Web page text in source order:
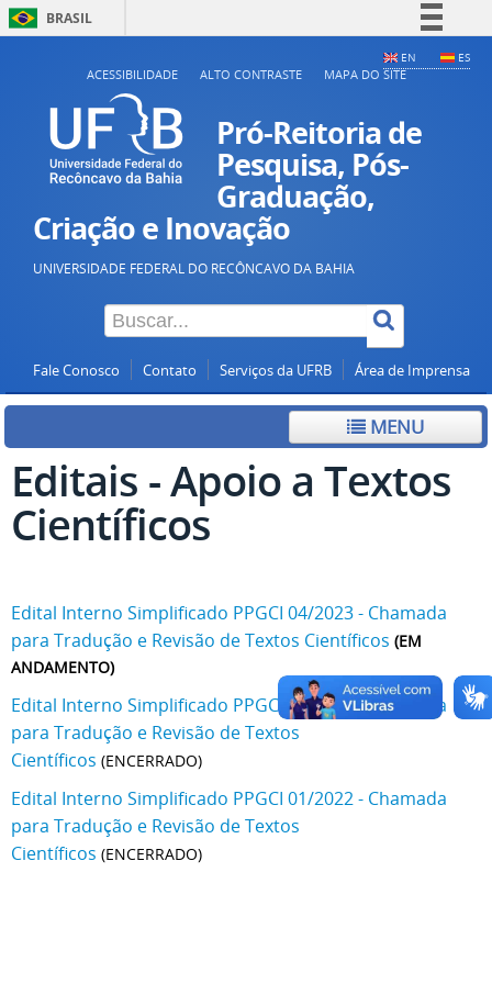
BRASIL
Simplifique!
Participe
Acesso à informação
Legislação
Canais
EN ES
ACESSIBILIDADE ALTO CONTRASTE MAPA DO SITE
Pró-Reitoria de
Pesquisa, Pós-
Graduação,
Criação e Inovação
UNIVERSIDADE FEDERAL DO RECÔNCAVO DA BAHIA
Fale Conosco Contato Serviços da UFRB Área de Imprensa
MENU
Editais - Apoio a Textos
Científicos
Edital Interno Simplificado PPGCI 04/2023 - Chamada
para Tradução e Revisão de Textos Científicos (EM
ANDAMENTO)
Edital Interno Simplificado PPGCI 05/2022 - Chamada
para Tradução e Revisão de Textos
Científicos (ENCERRADO)
Edital Interno Simplificado PPGCI 01/2022 - Chamada
para Tradução e Revisão de Textos
Científicos (ENCERRADO)